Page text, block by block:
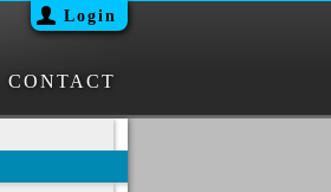
Login
CONTACT